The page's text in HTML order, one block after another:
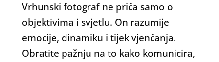
Vrhunski fotograf ne priča samo o
objektivima i svjetlu. On razumije
emocije, dinamiku i tijek vjenčanja.
Obratite pažnju na to kako komunicira,